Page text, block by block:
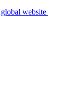
global website